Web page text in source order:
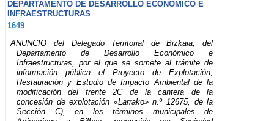
DEPARTAMENTO DE DESARROLLO ECONÓMICO E
INFRAESTRUCTURAS
1649
ANUNCIO del Delegado Territorial de Bizkaia, del
Departamento de Desarrollo Económico e
Infraestructuras, por el que se somete al trámite de
información pública el Proyecto de Explotación,
Restauración y Estudio de Impacto Ambiental de la
modificación del frente 2C de la cantera de la
concesión de explotación «Larrako» n.º 12675, de la
Sección C), en los términos municipales de